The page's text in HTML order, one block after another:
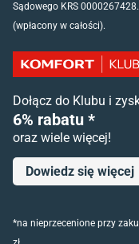
Sądowego KRS
(wpłacony w całości).
Dołącz do Klubu i
6% rabatu *
oraz wiele więcej!
Dowiedz się więcej
*na nieprzecenione przy